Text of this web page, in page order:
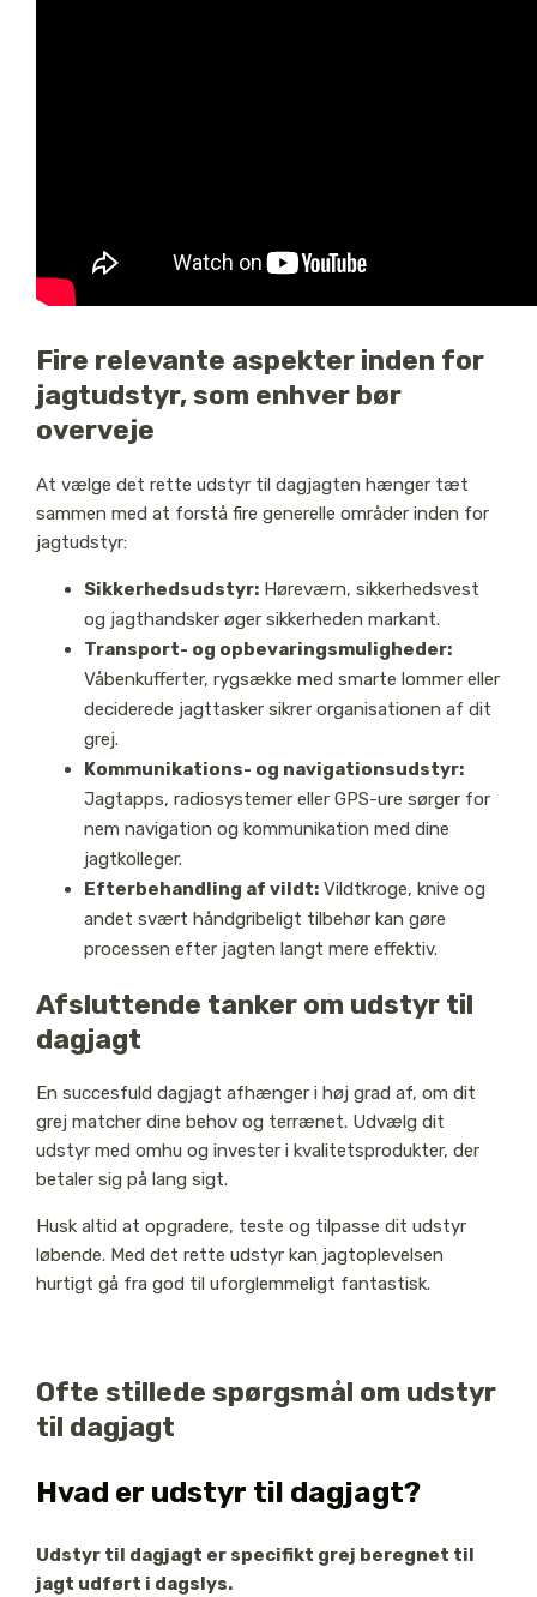
Fire relevante aspekter inden for
jagtudstyr, som enhver bør
overveje
At vælge det rette udstyr til dagjagten hænger tæt
sammen med at forstå fire generelle områder inden for
jagtudstyr:
Sikkerhedsudstyr:Høreværn, sikkerhedsvest
og jagthandsker øger sikkerheden markant.
Transport- og opbevaringsmuligheder:
Våbenkufferter, rygsække med smarte lommer eller
deciderede jagttasker sikrer organisationen af dit
grej.
Kommunikations- og navigationsudstyr:
Jagtapps, radiosystemer eller GPS-ure sørger for
nem navigation og kommunikation med dine
jagtkolleger.
Efterbehandling af vildt:Vildtkroge, knive og
andet svært håndgribeligt tilbehør kan gøre
processen efter jagten langt mere effektiv.
Afsluttende tanker om udstyr til
dagjagt
En succesfuld dagjagt afhænger i høj grad af, om dit
grej matcher dine behov og terrænet. Udvælg dit
udstyr med omhu og invester i kvalitetsprodukter, der
betaler sig på lang sigt.
Husk altid at opgradere, teste og tilpasse dit udstyr
løbende. Med det rette udstyr kan jagtoplevelsen
hurtigt gå fra god til uforglemmeligt fantastisk.
Ofte stillede spørgsmål om udstyr
til dagjagt
Hvad er udstyr til dagjagt?
Udstyr til dagjagt er specifikt grej beregnet til
jagt udført i dagslys.